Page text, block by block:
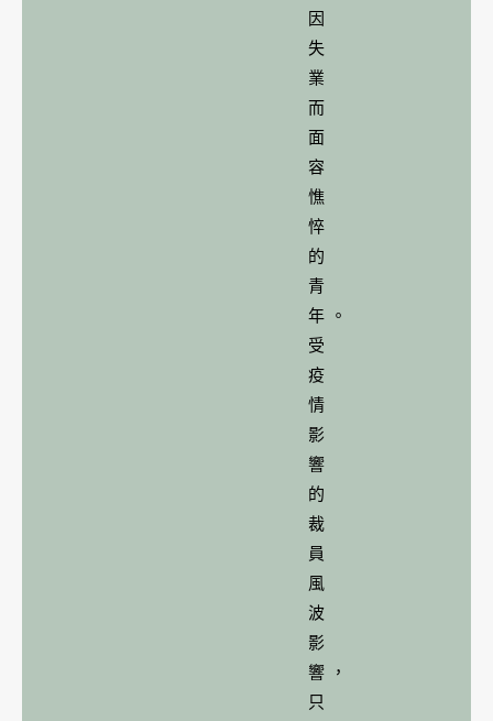
因
失
業
而
面
容
憔
悴
的
青
年。
受
疫
情
影
響
的
裁
員
風
波
影
響，
只